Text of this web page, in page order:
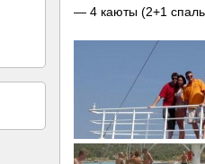
— 4 каюты (2+1